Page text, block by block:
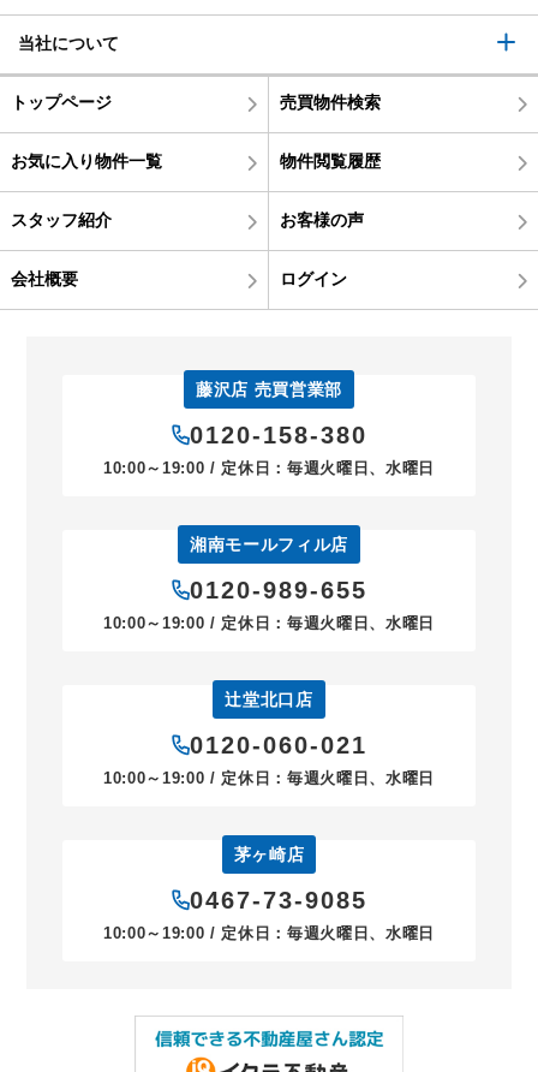
当社について
トップページ 売買物件検索
お気に入り物件一覧 物件閲覧履歴
スタッフ紹介 お客様の声
会社概要 ログイン
藤沢店 売買営業部
0120-158-380
10:00～19:00 / 定休日：毎週火曜日、水曜日
湘南モールフィル店
0120-989-655
10:00～19:00 / 定休日：毎週火曜日、水曜日
辻堂北口店
0120-060-021
10:00～19:00 / 定休日：毎週火曜日、水曜日
茅ヶ崎店
0467-73-9085
10:00～19:00 / 定休日：毎週火曜日、水曜日